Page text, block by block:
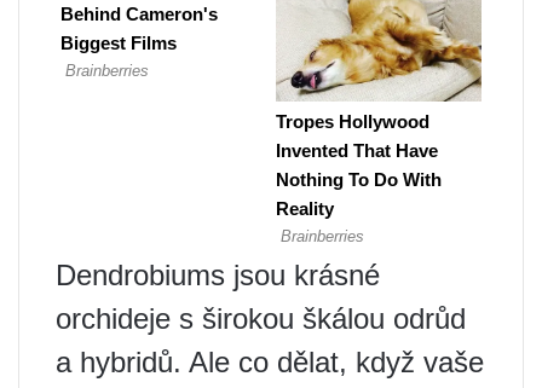
Dendrobiums jsou krásné
orchideje s širokou škálou odrůd
a hybridů. Ale co dělat, když vaše